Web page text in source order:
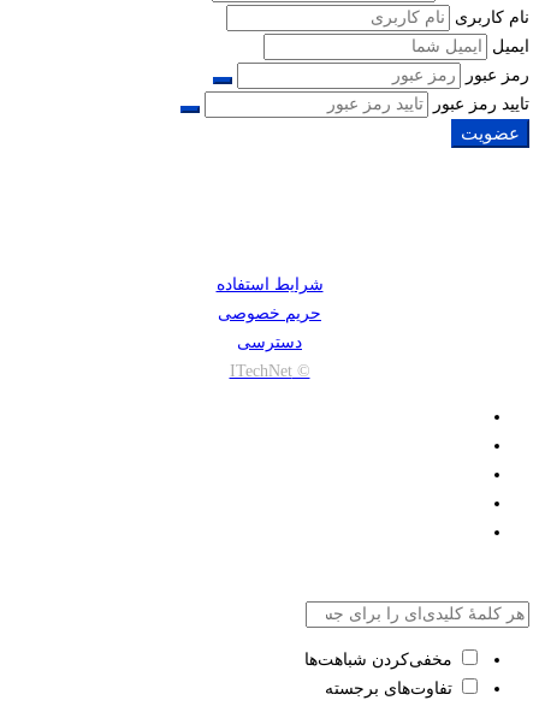
نام کاربری
ایمیل
رمز عبور
تایید رمز عبور
عضویت
شرایط استفاده
حریم خصوصی
دسترسی
© ITechNet
مخفی‌کردن شباهت‌ها
تفاوت‌های برجسته